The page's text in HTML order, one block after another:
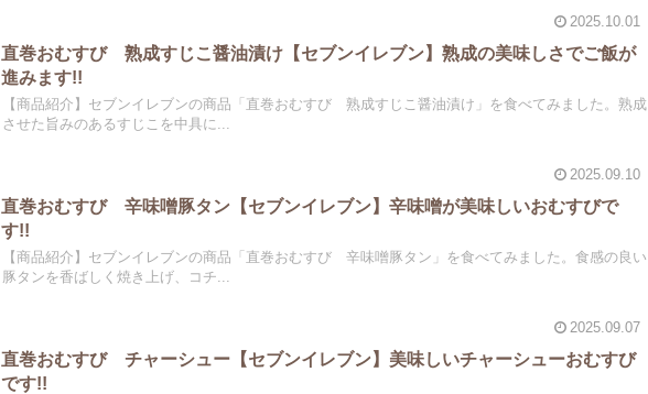
2025.10.01
直巻おむすび 熟成すじこ醤油漬け【セブンイレブン】熟成の美味しさでご飯が
進みます!!
【商品紹介】セブンイレブンの商品「直巻おむすび 熟成すじこ醤油漬け」を食べてみました。熟成
させた旨みのあるすじこを中具に...
2025.09.10
直巻おむすび 辛味噌豚タン【セブンイレブン】辛味噌が美味しいおむすびで
す!!
【商品紹介】セブンイレブンの商品「直巻おむすび 辛味噌豚タン」を食べてみました。食感の良い
豚タンを香ばしく焼き上げ、コチ...
2025.09.07
直巻おむすび チャーシュー【セブンイレブン】美味しいチャーシューおむすび
です!!